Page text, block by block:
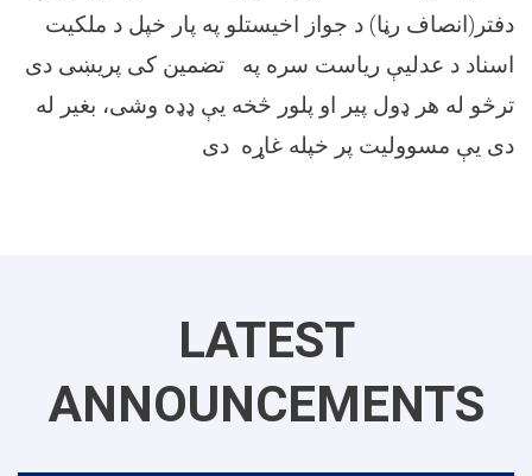
دفتر(انصاف رڼا) د جواز اخیستلو په پار خپل د ملکیت
اسناد د عدلیې ریاست سره په تضمین کی پریښی دی
ترڅو له هر ډول پیر او پلور څخه یې ډډه وشی، بغیر له
دی یې مسوولیت پر خپله غاړه دی
LATEST
ANNOUNCEMENTS